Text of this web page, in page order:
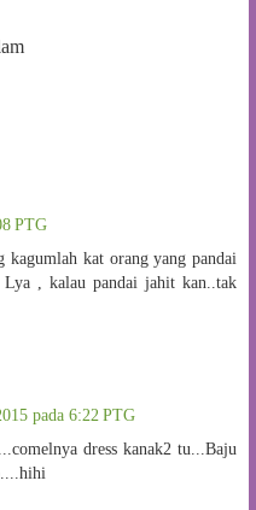
PTG
kagumlah kat orang yang pandai
, kalau pandai jahit kan..tak
pada 6:22 PTG
dress kanak2 tu...Baju